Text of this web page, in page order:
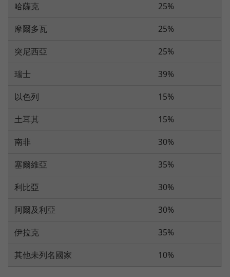
哈薩克
25%
摩爾多瓦
25%
突尼西亞
25%
瑞士
39%
以色列
15%
土耳其
15%
南非
30%
塞爾維亞
35%
利比亞
30%
阿爾及利亞
30%
伊拉克
35%
其他未列名國家
10%